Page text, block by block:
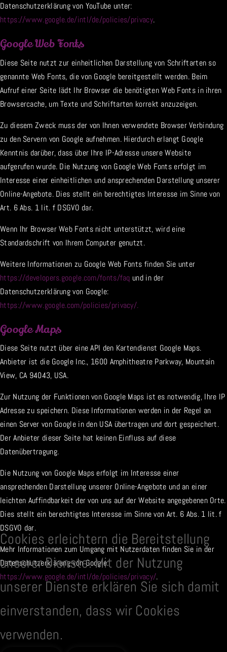
Datenschutzerklärung von YouTube unter:
https://www.google.de/intl/de/policies/privacy.
Google Web Fonts
Diese Seite nutzt zur einheitlichen Darstellung von Schriftarten so
genannte Web Fonts, die von Google bereitgestellt werden. Beim
Aufruf einer Seite lädt Ihr Browser die benötigten Web Fonts in ihren
Browsercache, um Texte und Schriftarten korrekt anzuzeigen.
Zu diesem Zweck muss der von Ihnen verwendete Browser Verbindung
zu den Servern von Google aufnehmen. Hierdurch erlangt Google
Kenntnis darüber, dass über Ihre IP-Adresse unsere Website
aufgerufen wurde. Die Nutzung von Google Web Fonts erfolgt im
Interesse einer einheitlichen und ansprechenden Darstellung unserer
Online-Angebote. Dies stellt ein berechtigtes Interesse im Sinne von
Art. 6 Abs. 1 lit. f DSGVO dar.
Wenn Ihr Browser Web Fonts nicht unterstützt, wird eine
Standardschrift von Ihrem Computer genutzt.
Weitere Informationen zu Google Web Fonts finden Sie unter
https://developers.google.com/fonts/faq und in der
Datenschutzerklärung von Google:
https://www.google.com/policies/privacy/.
Google Maps
Diese Seite nutzt über eine API den Kartendienst Google Maps.
Anbieter ist die Google Inc., 1600 Amphitheatre Parkway, Mountain
View, CA 94043, USA.
Zur Nutzung der Funktionen von Google Maps ist es notwendig, Ihre IP
Adresse zu speichern. Diese Informationen werden in der Regel an
einen Server von Google in den USA übertragen und dort gespeichert.
Der Anbieter dieser Seite hat keinen Einfluss auf diese
Datenübertragung.
Die Nutzung von Google Maps erfolgt im Interesse einer
ansprechenden Darstellung unserer Online-Angebote und an einer
leichten Auffindbarkeit der von uns auf der Website angegebenen Orte.
Dies stellt ein berechtigtes Interesse im Sinne von Art. 6 Abs. 1 lit. f
DSGVO dar.
Mehr Informationen zum Umgang mit Nutzerdaten finden Sie in der
Datenschutzerklärung von Google:
https://www.google.de/intl/de/policies/privacy/.
Cookies erleichtern die Bereitstellung
unserer Dienste. Mit der Nutzung
unserer Dienste erklären Sie sich damit
einverstanden, dass wir Cookies
verwenden.